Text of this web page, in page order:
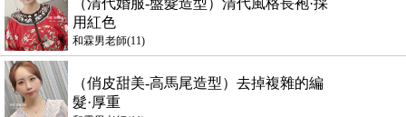
（清代婚服-盤髮造型）清代風格長袍·採
用紅色
和霖男老師(11)
（俏皮甜美-高馬尾造型）去掉複雜的編
髮·厚重